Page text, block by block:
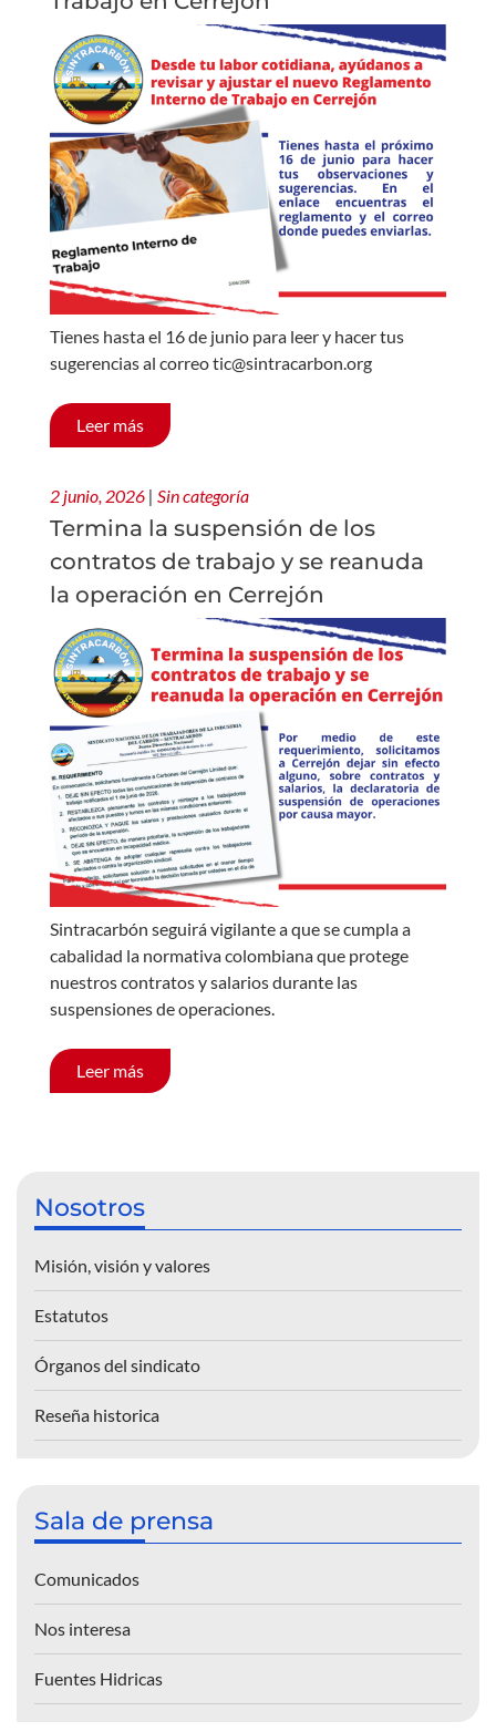
Tienes hasta el 16 de junio para leer y hacer tus
sugerencias al correo tic@sintracarbon.org
Leer más
2 junio, 2026 | Sin categoría
Termina la suspensión de los
contratos de trabajo y se reanuda
la operación en Cerrejón
Sintracarbón seguirá vigilante a que se cumpla a
cabalidad la normativa colombiana que protege
nuestros contratos y salarios durante las
suspensiones de operaciones.
Leer más
Nosotros
Misión, visión y valores
Estatutos
Órganos del sindicato
Reseña historica
Sala de prensa
Comunicados
Nos interesa
Fuentes Hidricas